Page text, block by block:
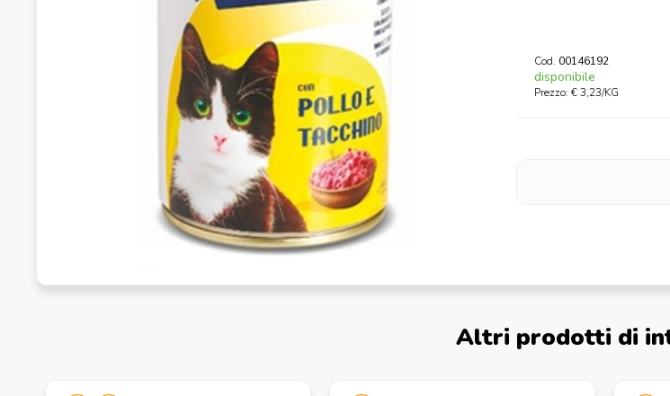
Cod. 00146192
disponibile
Prezzo: € 3,23/KG
Altri prodotti di